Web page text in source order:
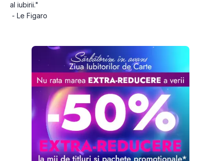
al iubirii."
- Le Figaro